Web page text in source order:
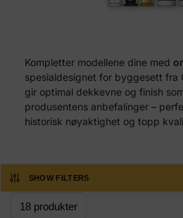
Kompletter modellene dine med
spesialdesignet for byggesett fra
gir optimal dekkevne og finish
produsentens anbefalinger –
historisk nøyaktighet og topp
SHOW FILTERS